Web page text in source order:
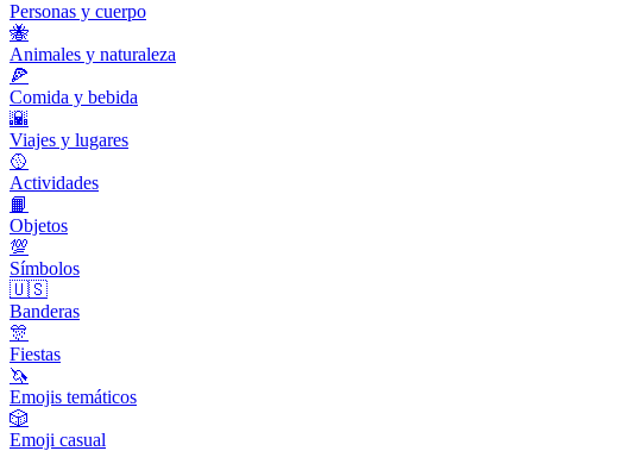
Personas y cuerpo
🐝
Animales y naturaleza
🍕
Comida y bebida
🌇
Viajes y lugares
🥎
Actividades
📙
Objetos
💯
Símbolos
🇺🇸
Banderas
🎊
Fiestas
🦄
Emojis temáticos
🎲
Emoji casual